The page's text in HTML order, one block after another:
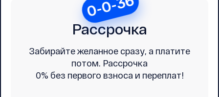
Рассрочка
Забирайте желанное сразу, а платите
потом. Рассрочка
0% без первого взноса и переплат!